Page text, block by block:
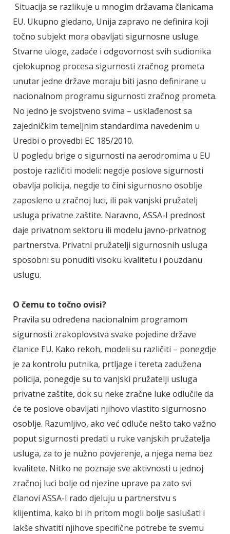
Situacija se razlikuje u mnogim državama članicama
EU. Ukupno gledano, Unija zapravo ne definira koji
točno subjekt mora obavljati sigurnosne usluge.
Stvarne uloge, zadaće i odgovornost svih sudionika
cjelokupnog procesa sigurnosti zračnog prometa
unutar jedne države moraju biti jasno definirane u
nacionalnom programu sigurnosti zračnog prometa.
No jedno je svojstveno svima – usklađenost sa
zajedničkim temeljnim standardima navedenim u
Uredbi o provedbi EC 185/2010.
U pogledu brige o sigurnosti na aerodromima u EU
postoje različiti modeli: negdje poslove sigurnosti
obavlja policija, negdje to čini sigurnosno osoblje
zaposleno u zračnoj luci, ili pak vanjski pružatelj
usluga privatne zaštite. Naravno, ASSA-I prednost
daje privatnom sektoru ili modelu javno-privatnog
partnerstva. Privatni pružatelji sigurnosnih usluga
sposobni su ponuditi visoku kvalitetu i pouzdanu
uslugu.
O čemu to točno ovisi?
Pravila su određena nacionalnim programom
sigurnosti zrakoplovstva svake pojedine države
članice EU. Kako rekoh, modeli su različiti – ponegdje
je za kontrolu putnika, prtljage i tereta zadužena
policija, ponegdje su to vanjski pružatelji usluga
privatne zaštite, dok su neke zračne luke odlučile da
će te poslove obavljati njihovo vlastito sigurnosno
osoblje. Razumljivo, ako već odluče nešto tako važno
poput sigurnosti predati u ruke vanjskih pružatelja
usluga, za to je nužno povjerenje, a njega nema bez
kvalitete. Nitko ne poznaje sve aktivnosti u jednoj
zračnoj luci bolje od njezine uprave pa zato svi
članovi ASSA-I rado djeluju u partnerstvu s
klijentima, kako bi ih pritom mogli bolje saslušati i
lakše shvatiti njihove specifične potrebe te svemu